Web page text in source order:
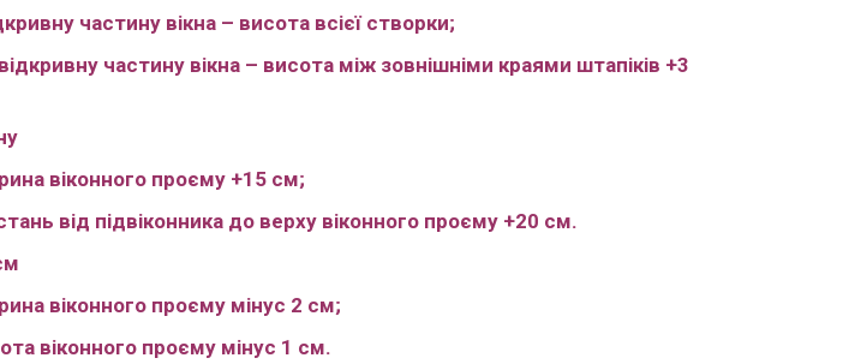
частину вікна – висота всієї створки;
частину вікна – висота між зовнішніми краями штапіків +3
віконного проєму +15 см;
від підвіконника до верху віконного проєму +20 см.
віконного проєму мінус 2 см;
віконного проєму мінус 1 см.